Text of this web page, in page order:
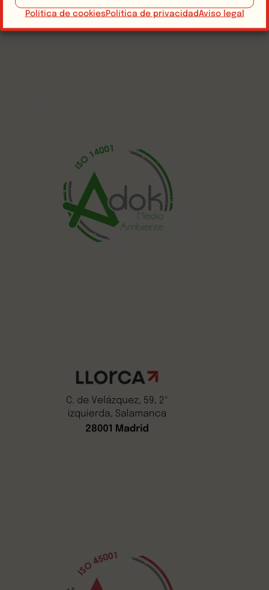
Política de cookies Política de privacidadAviso legal